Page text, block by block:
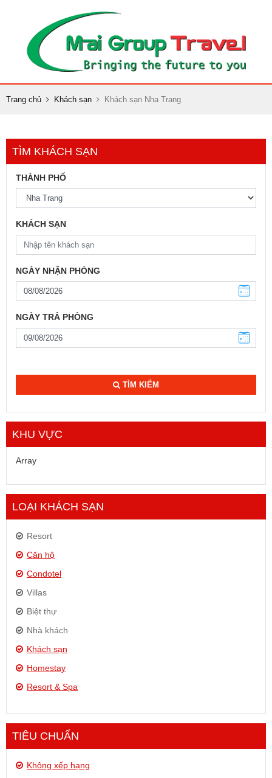
Trang chủ Khách sạn Khách sạn Nha Trang
TÌM KHÁCH SẠN
THÀNH PHỐ
KHÁCH SẠN
NGÀY NHẬN PHÒNG
NGÀY TRẢ PHÒNG
TÌM KIẾM
KHU VỰC
Array
LOẠI KHÁCH SẠN
Resort
Căn hộ
Condotel
Villas
Biệt thự
Nhà khách
Khách sạn
Homestay
Resort & Spa
TIÊU CHUẨN
Không xếp hạng